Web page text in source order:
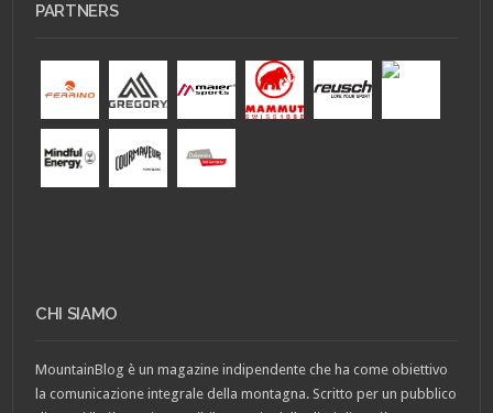
PARTNERS
CHI SIAMO
MountainBlog è un magazine indipendente che ha come obiettivo
la comunicazione integrale della montagna. Scritto per un pubblico